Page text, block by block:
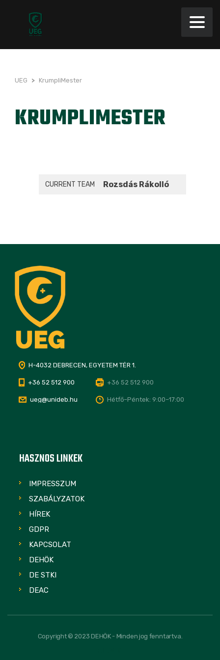
UEG > KrumpliMester
KRUMPLIMESTER
CURRENT TEAM Rozsdás Rákolló
H-4032 DEBRECEN, EGYETEM TÉR 1.
+36 52 512 900 +36 52 512 900
ueg@unideb.hu Hétfő–Péntek: 9:00–17:00
HASZNOS LINKEK
IMPRESSZUM
SZABÁLYZATOK
HÍREK
GDPR
KAPCSOLAT
DEHÖK
DE STKI
DEAC
Copyright © 2023 DEHÖK - Minden jog fenntartva.